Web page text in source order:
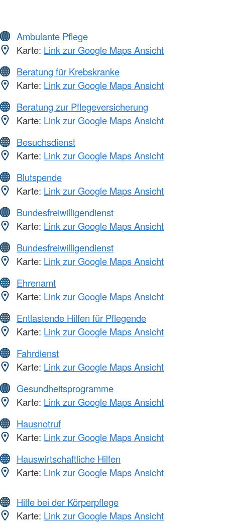
Ambulante Pflege
Karte: Link zur Google Maps Ansicht
Beratung für Krebskranke
Karte: Link zur Google Maps Ansicht
Beratung zur Pflegeversicherung
Karte: Link zur Google Maps Ansicht
Besuchsdienst
Karte: Link zur Google Maps Ansicht
Blutspende
Karte: Link zur Google Maps Ansicht
Bundesfreiwilligendienst
Karte: Link zur Google Maps Ansicht
Bundesfreiwilligendienst
Karte: Link zur Google Maps Ansicht
Ehrenamt
Karte: Link zur Google Maps Ansicht
Entlastende Hilfen für Pflegende
Karte: Link zur Google Maps Ansicht
Fahrdienst
Karte: Link zur Google Maps Ansicht
Gesundheitsprogramme
Karte: Link zur Google Maps Ansicht
Hausnotruf
Karte: Link zur Google Maps Ansicht
Hauswirtschaftliche Hilfen
Karte: Link zur Google Maps Ansicht
Hilfe bei der Körperpflege
Karte: Link zur Google Maps Ansicht